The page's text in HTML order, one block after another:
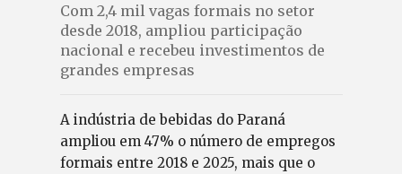
Com 2,4 mil vagas formais no setor
desde 2018, ampliou participação
nacional e recebeu investimentos de
grandes empresas
A indústria de bebidas do Paraná
ampliou em 47% o número de empregos
formais entre 2018 e 2025, mais que o